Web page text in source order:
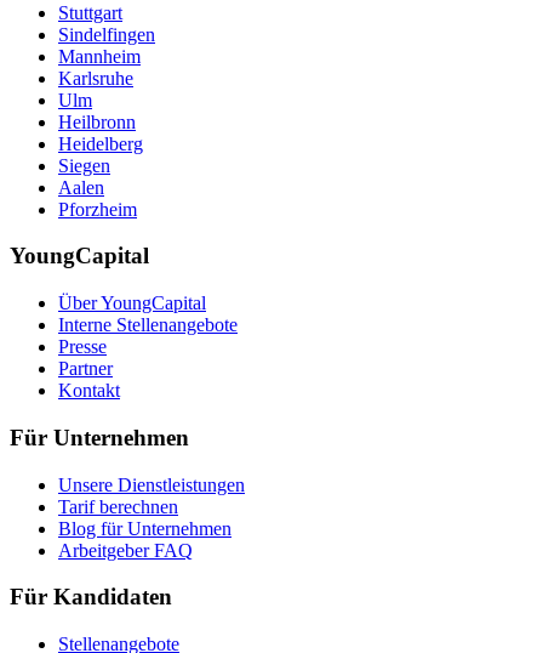
Stuttgart
Sindelfingen
Mannheim
Karlsruhe
Ulm
Heilbronn
Heidelberg
Siegen
Aalen
Pforzheim
YoungCapital
Über YoungCapital
Interne Stellenangebote
Presse
Partner
Kontakt
Für Unternehmen
Unsere Dienstleistungen
Tarif berechnen
Blog für Unternehmen
Arbeitgeber FAQ
Für Kandidaten
Stellenangebote